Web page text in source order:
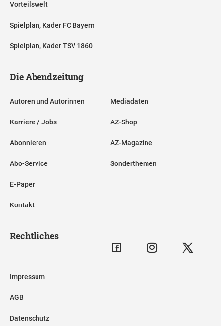
Vorteilswelt
Spielplan, Kader FC Bayern
Spielplan, Kader TSV 1860
Die Abendzeitung
Autoren und Autorinnen
Karriere / Jobs
Abonnieren
Abo-Service
E-Paper
Kontakt
Mediadaten
AZ-Shop
AZ-Magazine
Sonderthemen
Rechtliches
Impressum
AGB
Datenschutz